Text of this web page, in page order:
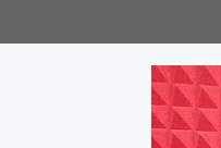
al